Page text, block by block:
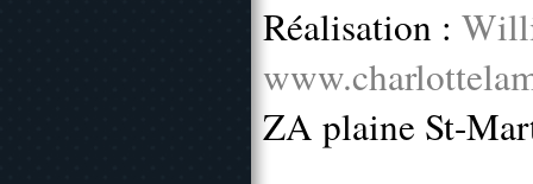
Réalisation :
ZA plaine St-